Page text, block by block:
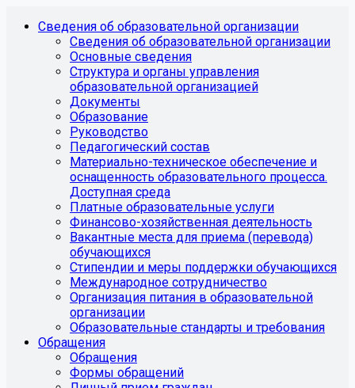
Сведения об образовательной организации
Сведения об образовательной организации
Основные сведения
Структура и органы управления
образовательной организацией
Документы
Образование
Руководство
Педагогический состав
Материально-техническое обеспечение и
оснащенность образовательного процесса.
Доступная среда
Платные образовательные услуги
Финансово-хозяйственная деятельность
Вакантные места для приема (перевода)
обучающихся
Стипендии и меры поддержки обучающихся
Международное сотрудничество
Организация питания в образовательной
организации
Образовательные стандарты и требования
Обращения
Обращения
Формы обращений